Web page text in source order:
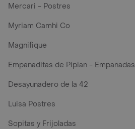
Mercari - Postres
Myriam Camhi Co
Magnifique
Empanaditas de Pipian - Empanadas
Desayunadero de la 42
Luisa Postres
Sopitas y Frijoladas